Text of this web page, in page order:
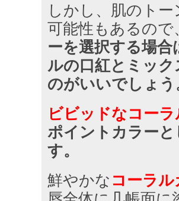
しかし、肌のト
可能性もあるので
ーを選択する場合
ルの口紅とミッ
のがいいでしょう
ビビッドなコー
ポイントカラー
す。
鮮やかな コーラル